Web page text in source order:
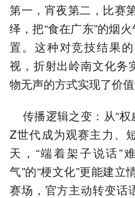
第一，宵夜第二，比赛
绎，把“食在广东”的烟
置。这种对竞技结果
视，折射出岭南文化务
物无声的方式实现了价值
传播逻辑之变：从“权
Z世代成为观赛主力、
天，“端着架子说话”
气”的“梗文化”更能建
赛场，官方主动转变话